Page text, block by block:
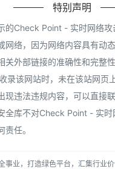
特别声明
的Check Point - 实时网络
网络，因为网络内容具有动
关外部链接的准确性和完整
录该网站时，未在该站网页
现违法违规内容，可以直接
全库不对Check Point - 实时
责任。
事业，打造绿色平台，汇集行业